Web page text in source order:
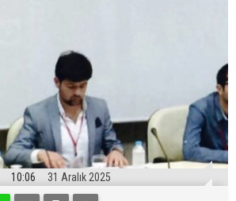
10:06 31 Aralık 2025